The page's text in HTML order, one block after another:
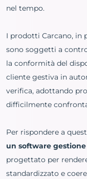
nel tempo.
I prodotti Carcano, in
sono soggetti a
la conformità del
cliente gestiva in
verifica, adottando
difficilmente
Per rispondere a
un software
progettato per
standardizzato e